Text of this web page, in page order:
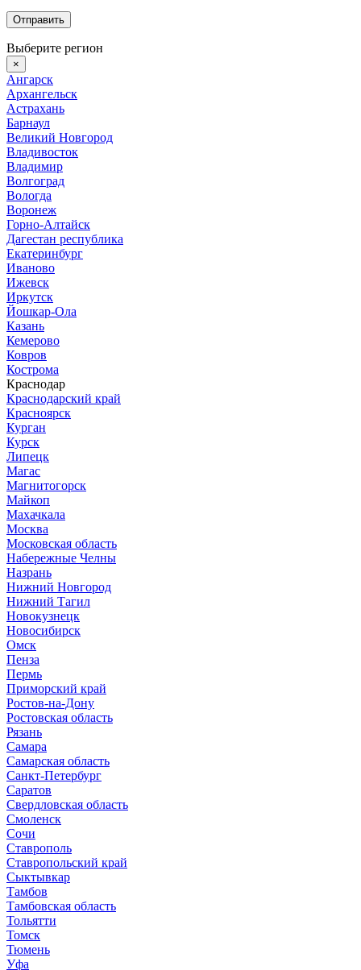
Выберите регион
×
Ангарск
Архангельск
Астрахань
Барнаул
Великий Новгород
Владивосток
Владимир
Волгоград
Вологда
Воронеж
Горно-Алтайск
Дагестан республика
Екатеринбург
Иваново
Ижевск
Иркутск
Йошкар-Ола
Казань
Кемерово
Ковров
Кострома
Краснодар
Краснодарский край
Красноярск
Курган
Курск
Липецк
Магас
Магнитогорск
Майкоп
Махачкала
Москва
Московская область
Набережные Челны
Назрань
Нижний Новгород
Нижний Тагил
Новокузнецк
Новосибирск
Омск
Пенза
Пермь
Приморский край
Ростов-на-Дону
Ростовская область
Рязань
Самара
Самарская область
Санкт-Петербург
Саратов
Свердловская область
Смоленск
Сочи
Ставрополь
Ставропольский край
Сыктывкар
Тамбов
Тамбовская область
Тольятти
Томск
Тюмень
Уфа